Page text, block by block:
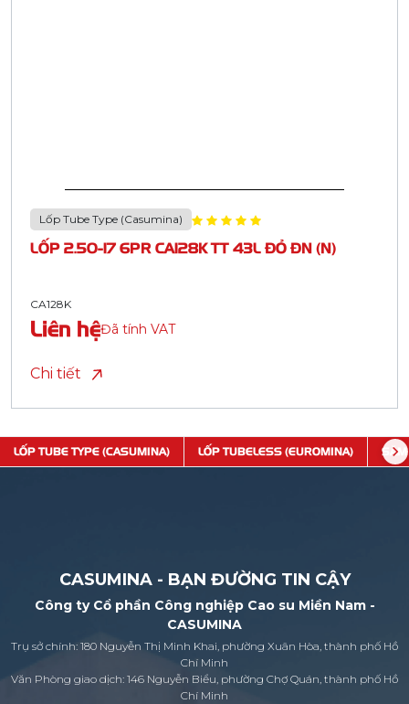
Lốp Tube Type (Casumina)
LỐP 2.50-17 6PR CA128K TT 43L ĐỎ ĐN (N)
CA128K
Liên hệĐã tính VAT
Chi tiết
LỐP TUBE TYPE (CASUMINA) LỐP TUBELESS (EUROMINA) SĂM
CASUMINA - BẠN ĐƯỜNG TIN CẬY
Công ty Cổ phần Công nghiệp Cao su Miền Nam -
CASUMINA
Trụ sở chính: 180 Nguyễn Thị Minh Khai, phường Xuân Hòa, thành phố Hồ
Chí Minh
Văn Phòng giao dịch: 146 Nguyễn Biểu, phường Chợ Quán, thành phố Hồ
Chí Minh